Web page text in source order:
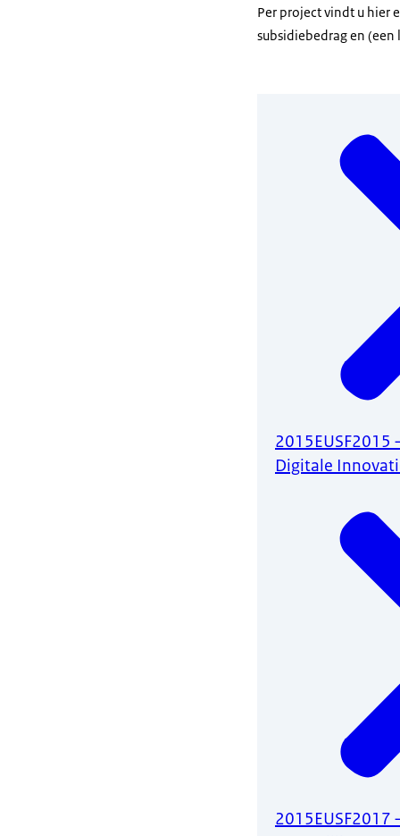
Per project vindt u hier
subsidiebedrag en
2015EUSF2015
Digitale
2015EUSF2017